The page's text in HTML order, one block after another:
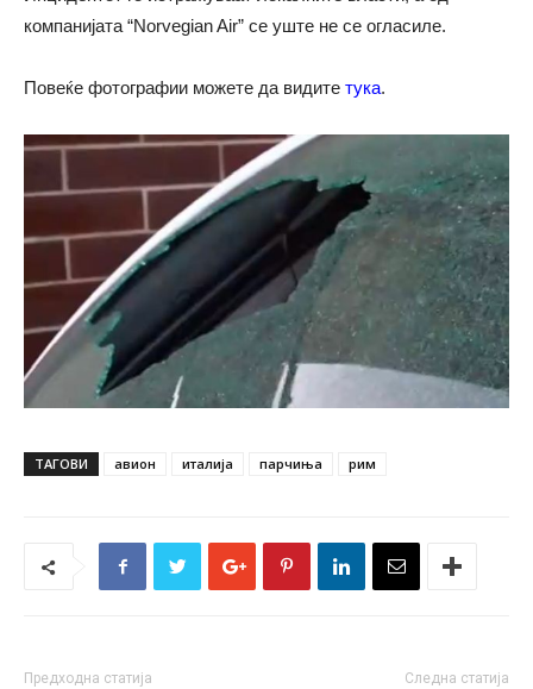
компанијата “Norvegian Air” се уште не се огласиле.
Повеќе фотографии можете да видите тука.
ТАГОВИ авион италија парчиња рим
Предходна статија Следна статија